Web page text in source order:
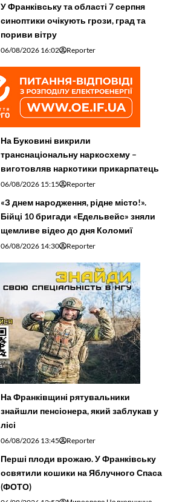
У Франківську та області 7 серпня
синоптики очікують грози, град та
пориви вітру
06/08/2026 16:02 Reporter
На Буковині викрили
транснаціональну наркосхему –
виготовляв наркотики прикарпатець
06/08/2026 15:15 Reporter
«З днем народження, рідне місто!».
Бійці 10 бригади «Едельвейс» зняли
щемливе відео до дня Коломиї
06/08/2026 14:30 Reporter
На Франківщині рятувальники
знайшли пенсіонера, який заблукав у
лісі
06/08/2026 13:45 Reporter
Перші плоди врожаю. У Франківську
освятили кошики на Яблучного Спаса
(ФОТО)